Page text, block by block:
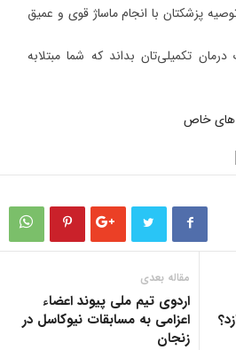
پزشکتان با انجام ماساژ قوی و عمیق
تکمیلی‌تان بداند که شما مبتلابه
های خاص
مقاله بعدی
اردوی تیم ملی پیوند اعضاء
اعزامی به مسابقات نیوکاسل در
زنجان